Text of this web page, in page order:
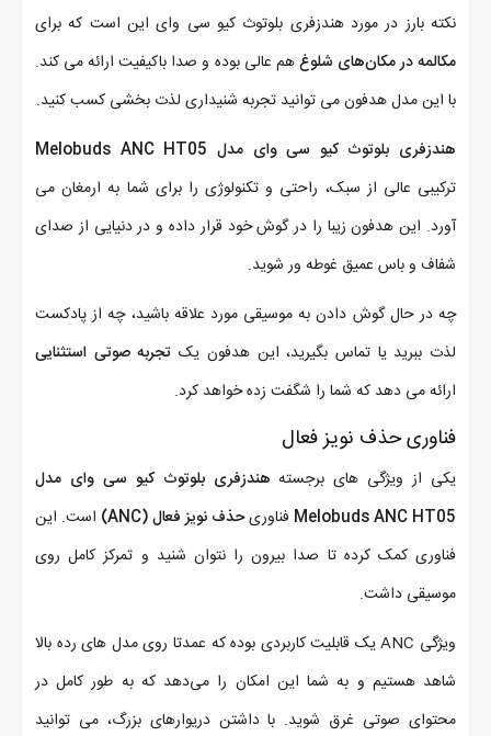
نکته بارز در مورد هندزفری بلوتوث کیو سی وای این است که برای
مکالمه در مکان‌های شلوغهم عالی بوده و صدا باکیفیت ارائه می کند.
با این مدل هدفون می توانید تجربه شنیداری لذت بخشی کسب کنید.
هندزفری بلوتوث کیو سی وای مدل Melobuds ANC HT05
ترکیبی عالی از سبک، راحتی و تکنولوژی را برای شما به ارمغان می
آورد. این هدفون زیبا را در گوش خود قرار داده و در دنیایی از صدای
شفاف و باس عمیق غوطه ور شوید.
چه در حال گوش دادن به موسیقی مورد علاقه باشید، چه از پادکست
لذت ببرید یا تماس بگیرید، این هدفون یک تجربه صوتی استثنایی
ارائه می دهد که شما را شگفت زده خواهد کرد.
فناوری حذف نویز فعال
یکی از ویژگی های برجسته هندزفری بلوتوث کیو سی وای مدل
Melobuds ANC HT05 فناوریحذف نویز فعال (ANC)
است. این
فناوری کمک کرده تا صدا بیرون را نتوان شنید و تمرکز کامل روی
موسیقی داشت.
ویژگی ANC یک قابلیت کاربردی بوده که عمدتا روی مدل های رده بالا
شاهد هستیم و به شما این امکان را می‌دهد که به طور کامل در
محتوای صوتی غرق شوید. با داشتن دریوارهای بزرگ، می توانید